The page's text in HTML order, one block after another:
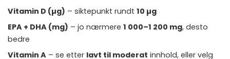
Vitamin D (µg) – siktepunkt rundt 10 µg
EPA + DHA (mg) – jo nærmere 1 000–1 200 mg, desto
bedre
Vitamin A – se etter lavt til moderat innhold, eller velg